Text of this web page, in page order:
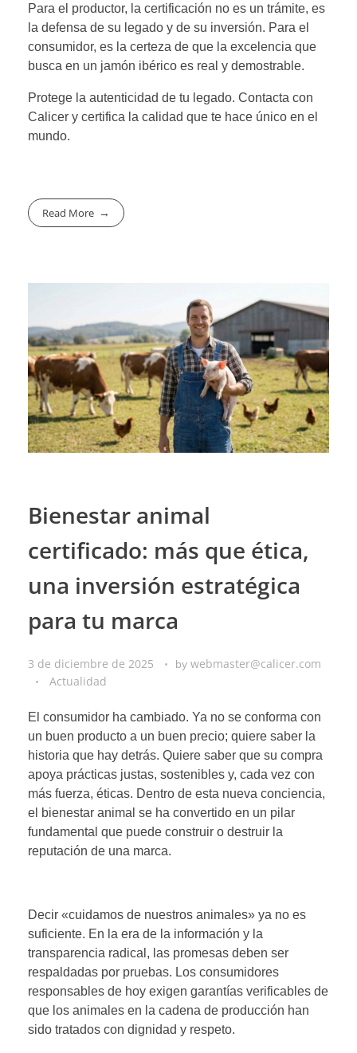
Para el productor, la certificación no es un trámite, es
la defensa de su legado y de su inversión. Para el
consumidor, es la certeza de que la excelencia que
busca en un jamón ibérico es real y demostrable.
Protege la autenticidad de tu legado. Contacta con
Calicer y certifica la calidad que te hace único en el
mundo.
Read More
Bienestar animal
certificado: más que ética,
una inversión estratégica
para tu marca
3 de diciembre de 2025 by webmaster@calicer.com
Actualidad
El consumidor ha cambiado. Ya no se conforma con
un buen producto a un buen precio; quiere saber la
historia que hay detrás. Quiere saber que su compra
apoya prácticas justas, sostenibles y, cada vez con
más fuerza, éticas. Dentro de esta nueva conciencia,
el bienestar animal se ha convertido en un pilar
fundamental que puede construir o destruir la
reputación de una marca.
Decir «cuidamos de nuestros animales» ya no es
suficiente. En la era de la información y la
transparencia radical, las promesas deben ser
respaldadas por pruebas. Los consumidores
responsables de hoy exigen garantías verificables de
que los animales en la cadena de producción han
sido tratados con dignidad y respeto.